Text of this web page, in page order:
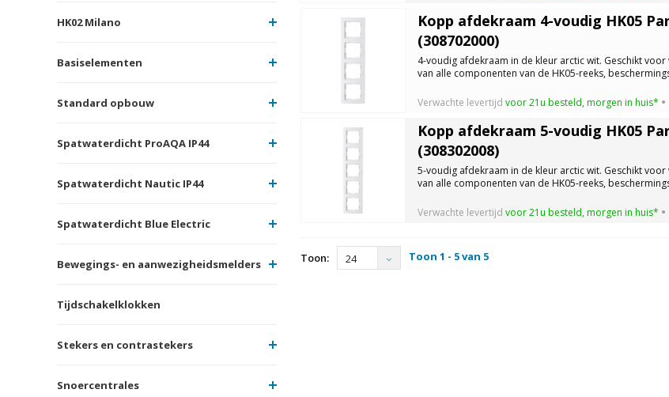
HK02 Milano
Basiselementen
Standard opbouw
Spatwaterdicht ProAQA IP44
Spatwaterdicht Nautic IP44
Spatwaterdicht Blue Electric
Bewegings- en aanwezigheidsmelders
Tijdschakelklokken
Stekers en contrastekers
Snoercentrales
Kopp afdekraam 4-voudig HK05
(308702000)
4-voudig afdekraam in de kleur arctic wit. Geschikt
van alle componenten van de HK05-reeks,
Verwachte levertijd voor 21u besteld, morgen in huis*
Kopp afdekraam 5-voudig HK05
(308302008)
5-voudig afdekraam in de kleur arctic wit. Geschikt
van alle componenten van de HK05-reeks,
Verwachte levertijd voor 21u besteld, morgen in huis*
Toon: 24 Toon 1 - 5 van 5